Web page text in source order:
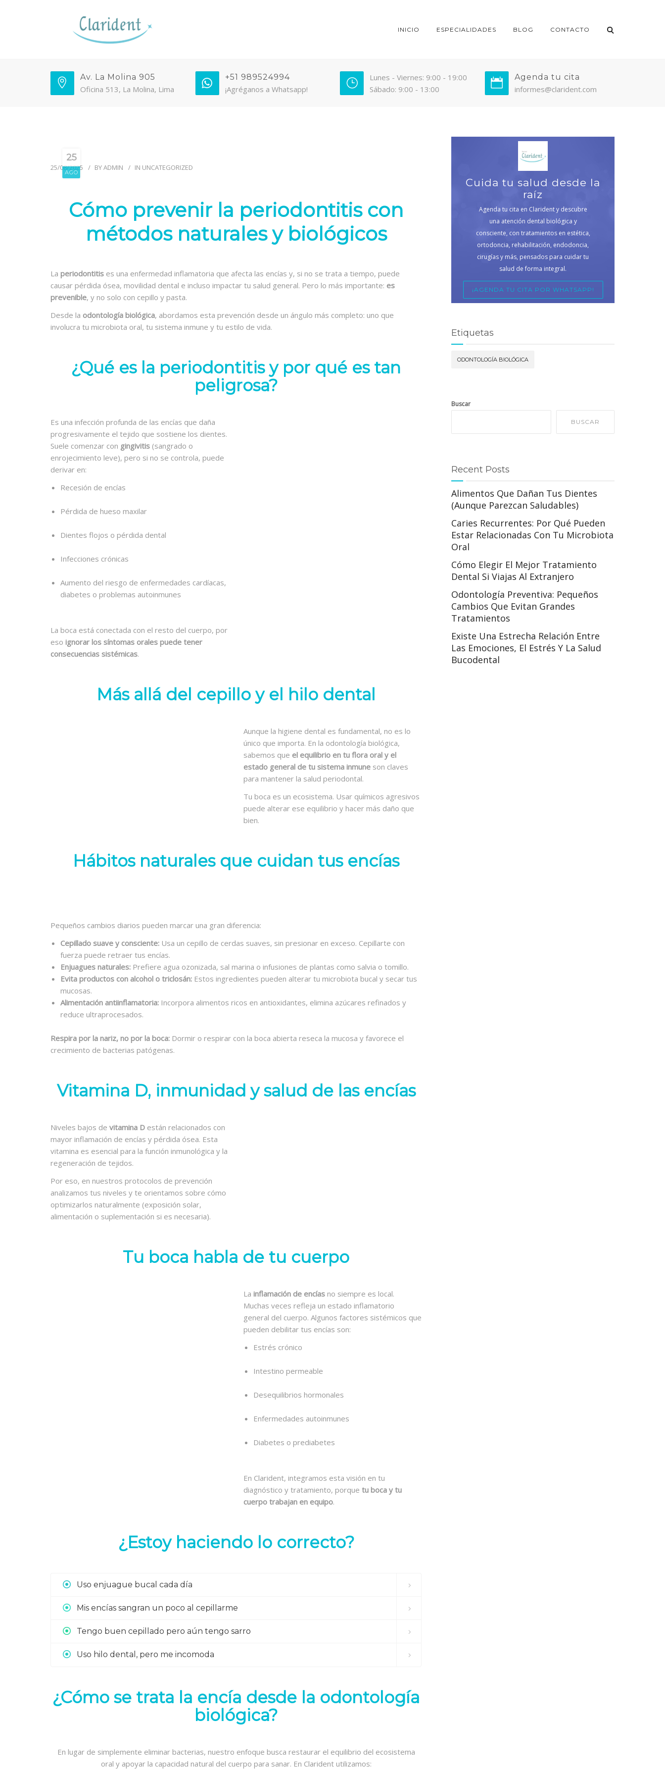
INICIO ESPECIALIDADES BLOG CONTACTO
Av. La Molina 905
Oficina 513, La Molina, Lima
+51 989524994
¡Agréganos a Whatsapp!
Lunes - Viernes: 9:00 - 19:00
Sábado: 9:00 - 13:00
Agenda tu cita
informes@clarident.com
25
AGO
25/08/2025 BYADMIN IN UNCATEGORIZED
Cómo prevenir la periodontitis con
métodos naturales y biológicos
La periodontitis es una enfermedad inflamatoria que afecta las encías y, si no se trata a tiempo, puede
causar pérdida ósea, movilidad dental e incluso impactar tu salud general. Pero lo más importante: es
prevenible, y no solo con cepillo y pasta.
Desde la odontología biológica, abordamos esta prevención desde un ángulo más completo: uno que
involucra tu microbiota oral, tu sistema inmune y tu estilo de vida.
¿Qué es la periodontitis y por qué es tan
peligrosa?
Es una infección profunda de las encías que daña
progresivamente el tejido que sostiene los dientes.
Suele comenzar con gingivitis (sangrado o
enrojecimiento leve), pero si no se controla, puede
derivar en:
Recesión de encías
Pérdida de hueso maxilar
Dientes flojos o pérdida dental
Infecciones crónicas
Aumento del riesgo de enfermedades cardíacas,
diabetes o problemas autoinmunes
La boca está conectada con el resto del cuerpo, por
eso ignorar los síntomas orales puede tener
consecuencias sistémicas.
Más allá del cepillo y el hilo dental
Aunque la higiene dental es fundamental, no es lo
único que importa. En la odontología biológica,
sabemos que el equilibrio en tu flora oral y el
estado general de tu sistema inmune son claves
para mantener la salud periodontal.
Tu boca es un ecosistema. Usar químicos agresivos
puede alterar ese equilibrio y hacer más daño que
bien.
Hábitos naturales que cuidan tus encías
Pequeños cambios diarios pueden marcar una gran diferencia:
Cepillado suave y consciente: Usa un cepillo de cerdas suaves, sin presionar en exceso. Cepillarte con
fuerza puede retraer tus encías.
Enjuagues naturales: Prefiere agua ozonizada, sal marina o infusiones de plantas como salvia o tomillo.
Evita productos con alcohol o triclosán: Estos ingredientes pueden alterar tu microbiota bucal y secar tus
mucosas.
Alimentación antiinflamatoria: Incorpora alimentos ricos en antioxidantes, elimina azúcares refinados y
reduce ultraprocesados.
Respira por la nariz, no por la boca: Dormir o respirar con la boca abierta reseca la mucosa y favorece el
crecimiento de bacterias patógenas.
Vitamina D, inmunidad y salud de las encías
Niveles bajos de vitamina D están relacionados con
mayor inflamación de encías y pérdida ósea. Esta
vitamina es esencial para la función inmunológica y la
regeneración de tejidos.
Por eso, en nuestros protocolos de prevención
analizamos tus niveles y te orientamos sobre cómo
optimizarlos naturalmente (exposición solar,
alimentación o suplementación si es necesaria).
Tu boca habla de tu cuerpo
La inflamación de encías no siempre es local.
Muchas veces refleja un estado inflamatorio
general del cuerpo. Algunos factores sistémicos que
pueden debilitar tus encías son:
Estrés crónico
Intestino permeable
Desequilibrios hormonales
Enfermedades autoinmunes
Diabetes o prediabetes
En Clarident, integramos esta visión en tu
diagnóstico y tratamiento, porque tu boca y tu
cuerpo trabajan en equipo.
¿Estoy haciendo lo correcto?
Uso enjuague bucal cada día
Mis encías sangran un poco al cepillarme
Tengo buen cepillado pero aún tengo sarro
Uso hilo dental, pero me incomoda
¿Cómo se trata la encía desde la odontología
biológica?
En lugar de simplemente eliminar bacterias, nuestro enfoque busca restaurar el equilibrio del ecosistema
oral y apoyar la capacidad natural del cuerpo para sanar. En Clarident utilizamos:
Cuida tu salud desde la
raíz
Agenda tu cita en Clarident y descubre
una atención dental biológica y
consciente, con tratamientos en estética,
ortodoncia, rehabilitación, endodoncia,
cirugías y más, pensados para cuidar tu
salud de forma integral.
¡AGENDA TU CITA POR WHATSAPP!
Etiquetas
ODONTOLOGÍA BIOLÓGICA
Buscar
BUSCAR
Recent Posts
Alimentos Que Dañan Tus Dientes
(aunque Parezcan Saludables)
Caries Recurrentes: Por Qué Pueden
Estar Relacionadas Con Tu Microbiota
Oral
Cómo Elegir El Mejor Tratamiento
Dental Si Viajas Al Extranjero
Odontología Preventiva: Pequeños
Cambios Que Evitan Grandes
Tratamientos
Existe Una Estrecha Relación Entre
Las Emociones, El Estrés Y La Salud
Bucodental